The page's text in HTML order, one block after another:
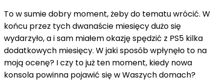
To w sumie dobry moment, żeby do tematu wrócić. W
końcu przez tych dwanaście miesięcy dużo się
wydarzyło, a i sam miałem okazję spędzić z PS5 kilka
dodatkowych miesięcy. W jaki sposób wpłynęło to na
moją ocenę? I czy to już ten moment, kiedy nowa
konsola powinna pojawić się w Waszych domach?